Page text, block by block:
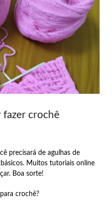
fazer crochê
precisará de agulhas de
Muitos tutoriais online
Boa sorte!
crochê?